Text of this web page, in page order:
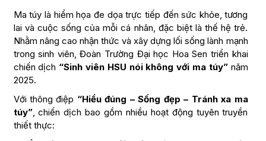
Ma túy là hiểm họa đe dọa trực tiếp đến sức khỏe, tương
lai và cuộc sống của mỗi cá nhân, đặc biệt là thế hệ trẻ.
Nhằm nâng cao nhận thức và xây dựng lối sống lành mạnh
trong sinh viên, Đoàn Trường Đại học Hoa Sen triển khai
chiến dịch “Sinh viên HSU nói không với ma túy”năm
2025.
Với thông điệp “Hiểu đúng – Sống đẹp – Tránh xa ma
túy”, chiến dịch bao gồm nhiều hoạt động tuyên truyền
thiết thực: